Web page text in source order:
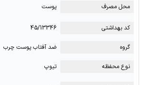
محل مصرف پوست
کد بهداشتی 45/13346
گروه ضد آفتاب پوست چرب
نوع محفظه تیوپ